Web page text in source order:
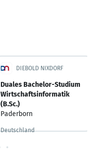
DIEBOLD NIXDORF
Duales Bachelor-Studium
Wirtschaftsinformatik
(B.Sc.)
Paderborn
Deutschland